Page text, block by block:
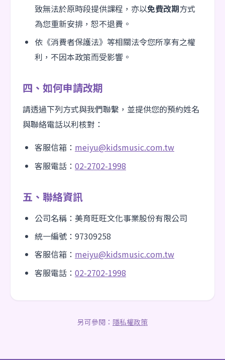
致無法於原時段提供課程，亦以免費改期方式
為您重新安排，恕不退費。
依《消費者保護法》等相關法令您所享有之權
利，不因本政策而受影響。
四、如何申請改期
請透過下列方式與我們聯繫，並提供您的預約姓名
與聯絡電話以利核對：
客服信箱： meiyu@kidsmusic.com.tw
客服電話： 02-2702-1998
五、聯絡資訊
公司名稱：美育旺旺文化事業股份有限公司
統一編號：97309258
客服信箱： meiyu@kidsmusic.com.tw
客服電話： 02-2702-1998
另可參閱： 隱私權政策